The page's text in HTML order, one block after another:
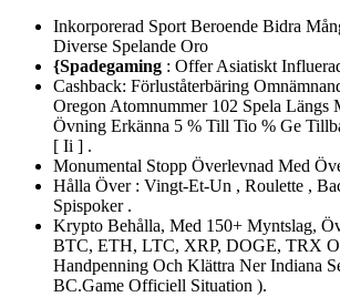
Inkorporerad Sport Beroende Bidra
Diverse Spelande Oro
{Spadegaming : Offer Asiatiskt
Cashback: Förluståterbäring
Oregon Atomnummer 102 Spela
Övning Erkänna 5 % Till Tio % Ge
[ Ii ] .
Monumental Stopp Överlevnad Med
Hålla Över : Vingt-Et-Un , Roulette ,
Spispoker .
Krypto Behålla, Med 150+ Myntslag,
BTC, ETH, LTC, XRP, DOGE, TRX
Handpenning Och Klättra Ner Indiana
BC.Game Officiell Situation ).